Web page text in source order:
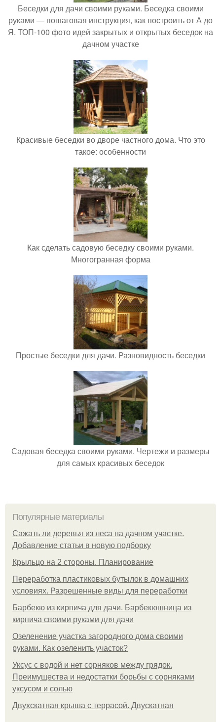
Беседки для дачи своими руками. Беседка своими
руками — пошаговая инструкция, как построить от А до
Я. ТОП-100 фото идей закрытых и открытых беседок на
дачном участке
Красивые беседки во дворе частного дома. Что это
такое: особенности
Как сделать садовую беседку своими руками.
Многогранная форма
Простые беседки для дачи. Разновидность беседки
Садовая беседка своими руками. Чертежи и размеры
для самых красивых беседок
Популярные материалы
Сажать ли деревья из леса на дачном участке.
Добавление статьи в новую подборку
Крыльцо на 2 стороны. Планирование
Переработка пластиковых бутылок в домашних
условиях. Разрешенные виды для переработки
Барбекю из кирпича для дачи. Барбекюшница из
кирпича своими руками для дачи
Озеленение участка загородного дома своими
руками. Как озеленить участок?
Уксус с водой и нет сорняков между грядок.
Преимущества и недостатки борьбы с сорняками
уксусом и солью
Двухскатная крыша с террасой. Двускатная